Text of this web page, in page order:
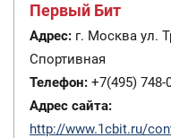
Первый Бит
Адрес: г. Москва ул.
Спортивная
Телефон: +7(495) 748-
Адрес сайта:
http://www.1cbit.ru/